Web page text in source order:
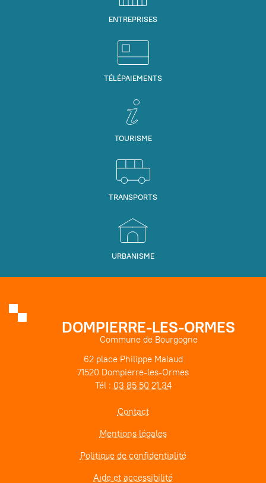
ENTREPRISES
TÉLÉPAIEMENTS
TOURISME
TRANSPORTS
URBANISME
DOMPIERRE-LES-ORMES
Commune de Bourgogne
62 place Philippe Malaud
71520 Dompierre-les-Ormes
Tél : 03 85 50 21 34
Contact
Mentions légales
Politique de confidentialité
Aide et accessibilité